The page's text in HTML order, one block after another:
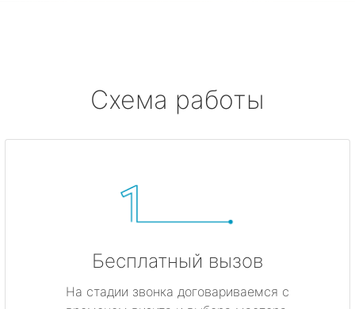
Схема работы
Бесплатный вызов
На стадии звонка договариваемся с